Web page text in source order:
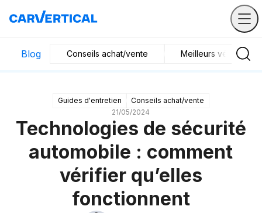
Blog Conseils achat/vente Meilleurs véhicules
Guides d'entretien
Conseils achat/vente
21/05/2024
Technologies de sécurité
automobile : comment
vérifier qu’elles
fonctionnent